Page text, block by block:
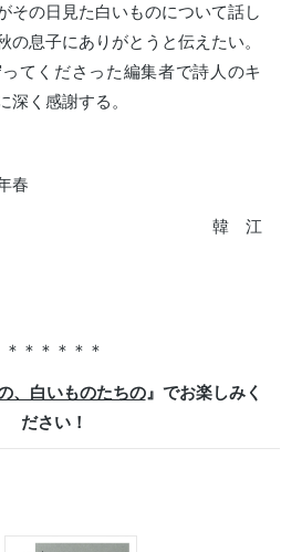
その日見た白いものについて話し
の息子にありがとうと伝えたい。
てくださった編集者で詩人のキ
深く感謝する。
韓 江
＊＊＊＊＊＊
、白いものたちの』でお楽しみく
ださい！